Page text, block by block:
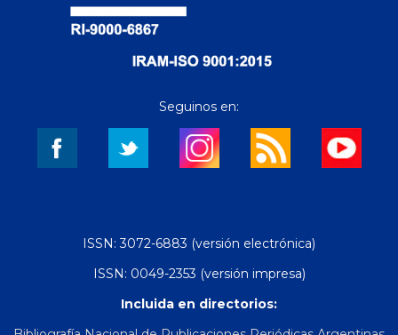
Seguinos en:
ISSN: 3072-6883 (versión electrónica)
ISSN: 0049-2353 (versión impresa)
Incluida en directorios: